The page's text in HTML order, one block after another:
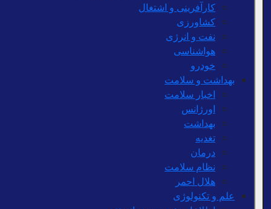
کارآفرینی و اشتغال
کشاورزی
نفت و انرژی
هواشناسی
خودرو
بهداشت و سلامت
اخبار سلامت
اورژانس
بهداشت
تغدیه
درمان
نظام سلامت
هلال احمر
علم و تکنولوژی